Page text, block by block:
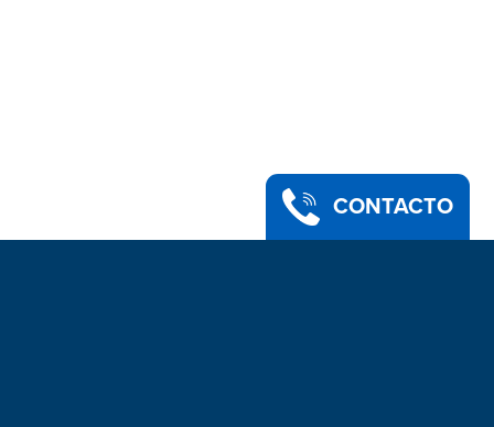
CONTACTO